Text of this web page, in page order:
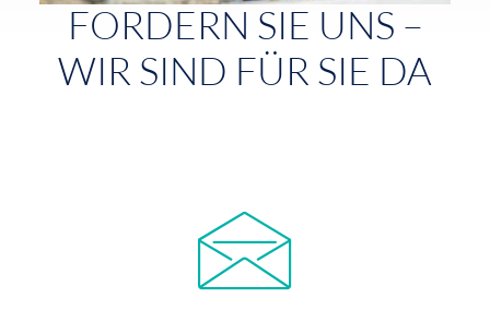
FORDERN SIE UNS –
WIR SIND FÜR SIE DA